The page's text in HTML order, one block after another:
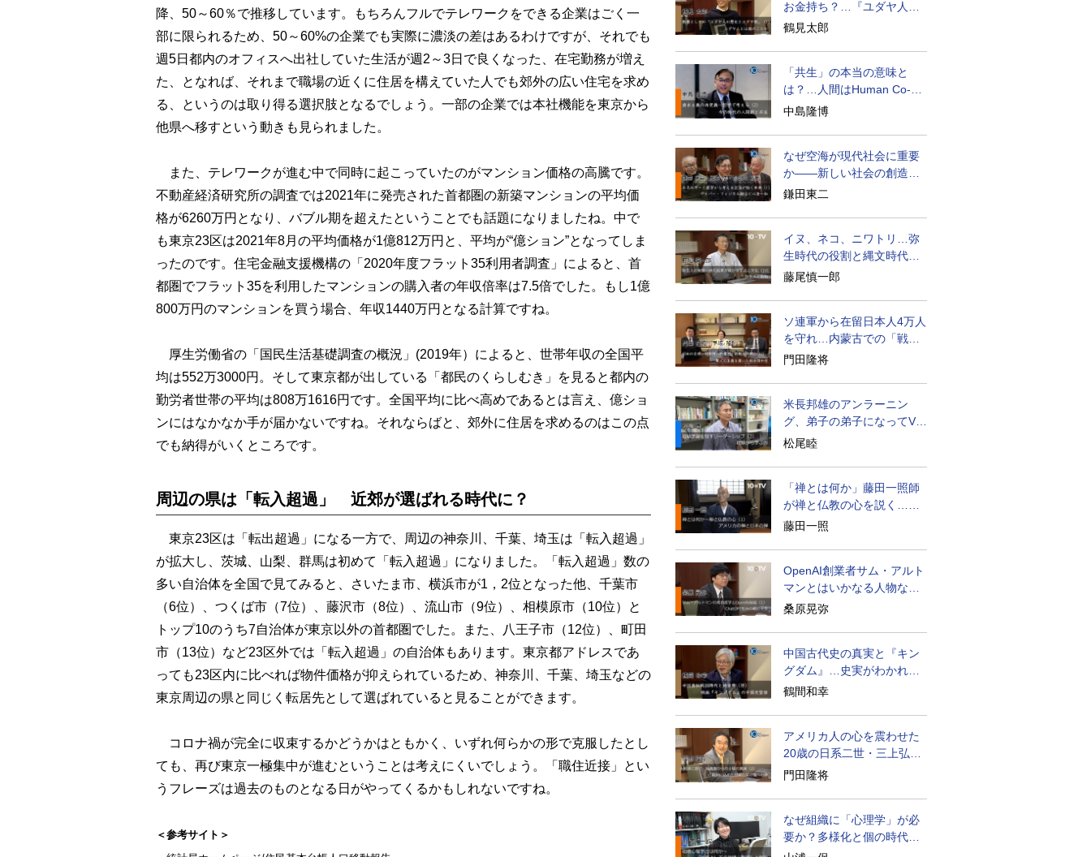
降、50～60％で推移しています。もちろんフルでテレワークをできる企業はごく一
部に限られるため、50～60%の企業でも実際に濃淡の差はあるわけですが、それでも
週5日都内のオフィスへ出社していた生活が週2～3日で良くなった、在宅勤務が増え
た、となれば、それまで職場の近くに住居を構えていた人でも郊外の広い住宅を求め
る、というのは取り得る選択肢となるでしょう。一部の企業では本社機能を東京から
他県へ移すという動きも見られました。
また、テレワークが進む中で同時に起こっていたのがマンション価格の高騰です。
不動産経済研究所の調査では2021年に発売された首都圏の新築マンションの平均価
格が6260万円となり、バブル期を超えたということでも話題になりましたね。中で
も東京23区は2021年8月の平均価格が1億812万円と、平均が“億ション”となってしま
ったのです。住宅金融支援機構の「2020年度フラット35利用者調査」によると、首
都圏でフラット35を利用したマンションの購入者の年収倍率は7.5倍でした。もし1億
800万円のマンションを買う場合、年収1440万円となる計算ですね。
厚生労働省の「国民生活基礎調査の概況」(2019年）によると、世帯年収の全国平
均は552万3000円。そして東京都が出している「都民のくらしむき」を見ると都内の
勤労者世帯の平均は808万1616円です。全国平均に比べ高めであるとは言え、億ショ
ンにはなかなか手が届かないですね。それならばと、郊外に住居を求めるのはこの点
でも納得がいくところです。
周辺の県は「転入超過」 近郊が選ばれる時代に？
東京23区は「転出超過」になる一方で、周辺の神奈川、千葉、埼玉は「転入超過」
が拡大し、茨城、山梨、群馬は初めて「転入超過」になりました。「転入超過」数の
多い自治体を全国で見てみると、さいたま市、横浜市が1，2位となった他、千葉市
（6位）、つくば市（7位）、藤沢市（8位）、流山市（9位）、相模原市（10位）と
トップ10のうち7自治体が東京以外の首都圏でした。また、八王子市（12位）、町田
市（13位）など23区外では「転入超過」の自治体もあります。東京都アドレスであ
っても23区内に比べれば物件価格が抑えられているため、神奈川、千葉、埼玉などの
東京周辺の県と同じく転居先として選ばれていると見ることができます。
コロナ禍が完全に収束するかどうかはともかく、いずれ何らかの形で克服したとし
ても、再び東京一極集中が進むということは考えにくいでしょう。「職住近接」とい
うフレーズは過去のものとなる日がやってくるかもしれないですね。
＜参考サイト＞
お金持ち？…『ユダヤ人の
歴史』に学ぶ
鶴見太郎
「共生」の本当の意味と
は？…人間はHuman Co-
becoming
中島隆博
なぜ空海が現代社会に重要
か――新しい社会の創造の
ために
鎌田東二
イヌ、ネコ、ニワトリ…弥
生時代の役割と縄文時代と
の違い
藤尾慎一郎
ソ連軍から在留日本人4万人
を守れ…内蒙古での「戦
後」の激闘
門田隆将
米長邦雄のアンラーニン
グ、弟子の弟子になってV字
成長
松尾睦
「禅とは何か」藤田一照師
が禅と仏教の心を説く…自
発性を重んじる
藤田一照
OpenAI創業者サム・アルト
マンとはいかなる人物なの
か
桑原晃弥
中国古代史の真実と『キン
グダム』…史実がわかれば
物語はもっと面白い
鶴間和幸
アメリカ人の心を震わせた
20歳の日系二世・三上弘文
の翻訳
門田隆将
なぜ組織に「心理学」が必
要か？多様化と個の時代の
処方箋